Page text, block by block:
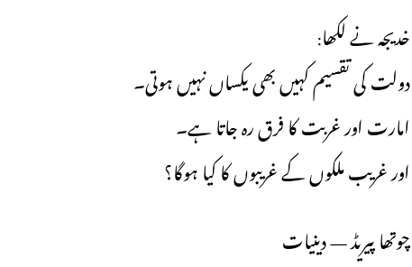
خدیجہ نے لکھا:
دولت کی تقسیم کہیں بھی یکساں نہیں ہوتی۔
امارت اور غربت کا فرق رہ جاتا ہے۔
اور غریب ملکوں کے غریبوں کا کیا ہوگا؟
چوتھا پیریڈ — دینیات